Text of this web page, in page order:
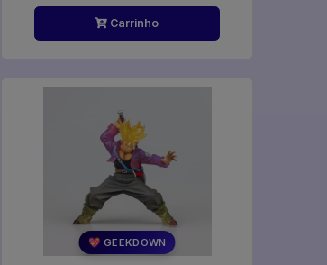
Carrinho
💖 GEEKDOWN